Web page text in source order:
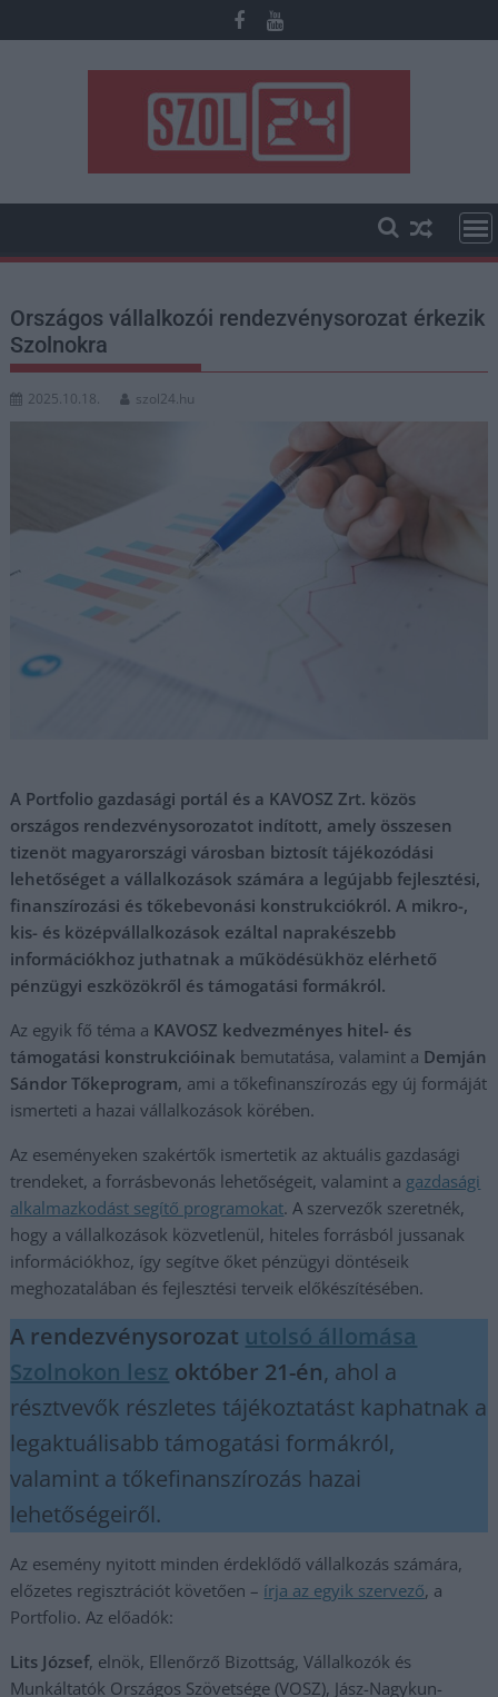
to
Országos vállalkozói rendezvénysorozat érkezik
Szolnokra
2025.10.18. szol24.hu
A Portfolio gazdasági portál és a KAVOSZ Zrt. közös
országos rendezvénysorozatot indított, amely összesen
tizenöt magyarországi városban biztosít tájékozódási
lehetőséget a vállalkozások számára a legújabb fejlesztési,
finanszírozási és tőkebevonási konstrukciókról. A mikro-,
kis- és középvállalkozások ezáltal naprakészebb
információkhoz juthatnak a működésükhöz elérhető
pénzügyi eszközökről és támogatási formákról.
Az egyik fő téma a KAVOSZ kedvezményes hitel- és
támogatási konstrukcióinak bemutatása, valamint a Demján
Sándor Tőkeprogram, ami a tőkefinanszírozás egy új formáját
ismerteti a hazai vállalkozások körében.
Az eseményeken szakértők ismertetik az aktuális gazdasági
trendeket, a forrásbevonás lehetőségeit, valamint a gazdasági
alkalmazkodást segítő programokat. A szervezők szeretnék,
hogy a vállalkozások közvetlenül, hiteles forrásból jussanak
információkhoz, így segítve őket pénzügyi döntéseik
meghozatalában és fejlesztési terveik előkészítésében.
A rendezvénysorozat utolsó állomása
Szolnokon lesz október 21-én, ahol a
résztvevők részletes tájékoztatást kaphatnak a
legaktuálisabb támogatási formákról,
valamint a tőkefinanszírozás hazai
lehetőségeiről.
Az esemény nyitott minden érdeklődő vállalkozás számára,
előzetes regisztrációt követően – írja az egyik szervező, a
Portfolio. Az előadók:
Lits József, elnök, Ellenőrző Bizottság, Vállalkozók és
Munkáltatók Országos Szövetsége (VOSZ), Jász-Nagykun-